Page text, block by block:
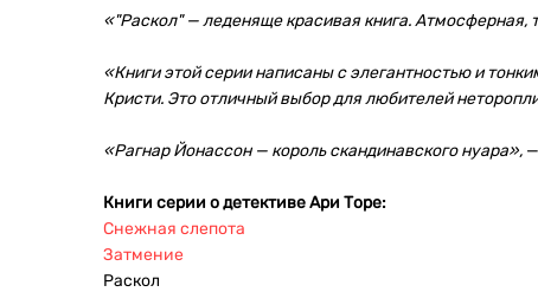
«"Раcкол" — леденяще красивая книга. Атмосферная,
«Книги этой серии написаны с элегантностью и
Кристи. Это отличный выбор для любителей
«Рагнар Йонассон — король скандинавского нуара», —
Книги серии о детективе Ари Торе:
Снежная слепота
Затмение
Раскол